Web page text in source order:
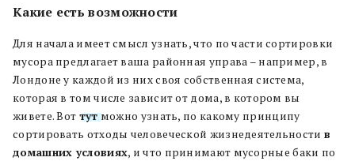
Какие есть возможности
Для начала имеет смысл узнать, что по части сортировки
мусора предлагает ваша районная управа – например, в
Лондоне у каждой из них своя собственная система,
которая в том числе зависит от дома, в котором вы
живете. Вот тутможно узнать, по какому принципу
сортировать отходы человеческой жизнедеятельности в
домашних условиях, и что принимают мусорные баки по